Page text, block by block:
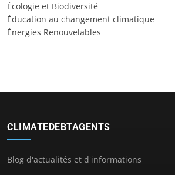
Écologie et Biodiversité
Éducation au changement climatique
Énergies Renouvelables
CLIMATEDEBTAGENTS
Blog d'actualités et d'informations